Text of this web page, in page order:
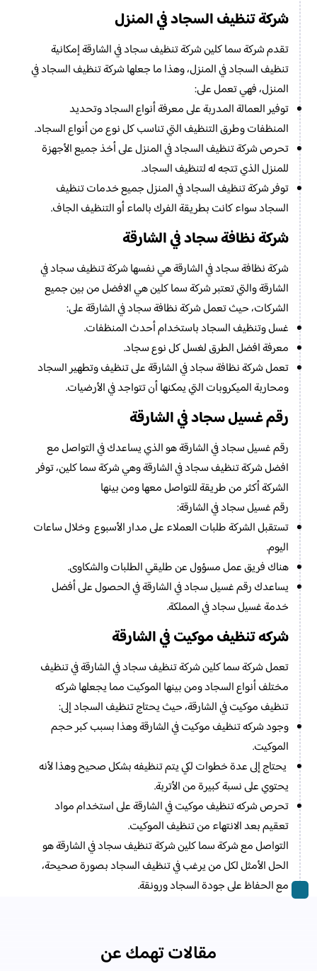
شركة تنظيف السجاد في المنزل
تقدم شركة سما كلين شركة تنظيف سجاد في الشارقة إمكانية
تنظيف السجاد في المنزل، وهذا ما جعلها شركة تنظيف السجاد في
المنزل، فهي تعمل على:
توفير العمالة المدربة على معرفة أنواع السجاد وتحديد
المنظفات وطرق التنظيف التي تناسب كل نوع من أنواع السجاد.
تحرص شركة تنظيف السجاد في المنزل على أخذ جميع الأجهزة
للمنزل الذي تتجه له لتنظيف السجاد.
توفر شركة تنظيف السجاد في المنزل جميع خدمات تنظيف
السجاد سواء كانت بطريقة الفرك بالماء أو التنظيف الجاف.
شركة نظافة سجاد في الشارقة
شركة نظافة سجاد في الشارقة هي نفسها شركة تنظيف سجاد في
الشارقة والتي تعتبر شركة سما كلين هي الافضل من بين جميع
الشركات، حيث تعمل شركة نظافة سجاد في الشارقة على:
غسل وتنظيف السجاد باستخدام أحدث المنظفات.
معرفة افضل الطرق لغسل كل نوع سجاد.
تعمل شركة نظافة سجاد في الشارقة على تنظيف وتطهير السجاد
ومحاربة الميكروبات التي يمكنها أن تتواجد في الأرضيات.
رقم غسيل سجاد في الشارقة
رقم غسيل سجاد في الشارقة هو الذي يساعدك في التواصل مع
افضل شركة تنظيف سجاد في الشارقة وهي شركة سما كلين، توفر
الشركة أكثر من طريقة للتواصل معها ومن بينها
رقم غسيل سجاد في الشارقة:
تستقبل الشركة طلبات العملاء على مدار الأسبوع وخلال ساعات
اليوم.
هناك فريق عمل مسؤول عن طليقي الطلبات والشكاوى.
يساعدك رقم غسيل سجاد في الشارقة في الحصول على أفضل
خدمة غسيل سجاد في المملكة.
شركه تنظيف موكيت في الشارقة
تعمل شركة سما كلين شركة تنظيف سجاد في الشارقة في تنظيف
مختلف أنواع السجاد ومن بينها الموكيت مما يجعلها شركه
تنظيف موكيت في الشارقة، حيث يحتاج تنظيف السجاد إلى:
وجود شركه تنظيف موكيت في الشارقة وهذا بسبب كبر حجم
الموكيت.
يحتاج إلى عدة خطوات لكي يتم تنظيفه بشكل صحيح وهذا لأنه
يحتوي على نسبة كبيرة من الأتربة.
تحرص شركه تنظيف موكيت في الشارقة على استخدام مواد
تعقيم بعد الانتهاء من تنظيف الموكيت.
التواصل مع شركة سما كلين شركة تنظيف سجاد في الشارقة هو
الحل الأمثل لكل من يرغب في تنظيف السجاد بصورة صحيحة،
مع الحفاظ على جودة السجاد ورونقة.
مقالات تهمك عن